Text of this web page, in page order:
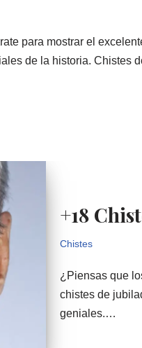
para mostrar el
de la historia. Chistes
+18
Chistes
¿Piensas que
chistes de
geniales.…